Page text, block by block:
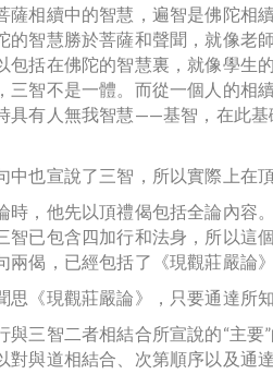
薩相續中的智慧，遍智是佛陀相
的智慧勝於菩薩和聲聞，就像老
包括在佛陀的智慧裏，就像學生
三智不是一體。而從一個人的相
具有人無我智慧——基智，在此
中也宣說了三智，所以實際上在
時，他先以頂禮偈包括全論內容
智已包含四加行和法身，所以
兩偈，已經包括了《現觀莊嚴論》
思《現觀莊嚴論》，只要通達所
與三智二者相結合所宣說的“主
對與道相結合、次第順序以及通